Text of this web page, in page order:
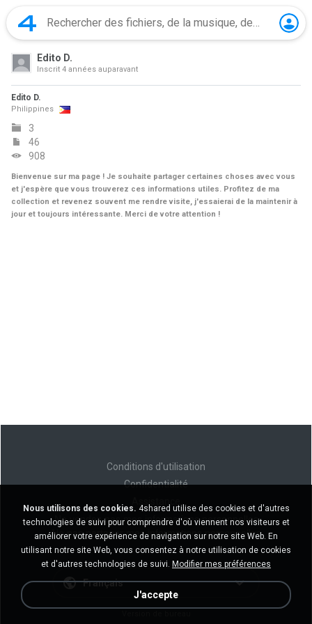
Edito D.
Inscrit 4 années auparavant
Edito D.
Philippines
3
46
908
Bienvenue sur ma page ! Je souhaite partager certaines choses avec vous
et j'espère que vous trouverez ces informations utiles. Profitez de ma
collection et revenez souvent me rendre visite, j'essaierai de la maintenir à
jour et toujours intéressante. Merci de votre attention !
Conditions d'utilisation
Confidentialité
Ne vendez pas mes informations personnelles
Ne pas partager mes informations personnelles
Français
Nous utilisons des cookies. 4shared utilise des cookies et d'autres
technologies de suivi pour comprendre d'où viennent nos visiteurs et
améliorer votre expérience de navigation sur notre site Web. En
utilisant notre site Web, vous consentez à notre utilisation de cookies
et d'autres technologies de suivi. Modifier mes préférences
J'accepte